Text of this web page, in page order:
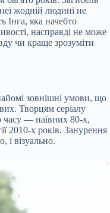
жодній людині не
Інга, яка начебто
насправді не може
чи краще зрозуміти
зовнішні умови, що
Творцям серіалу
часу — наївних 80-х,
2010-х років. Занурення
і візуально.